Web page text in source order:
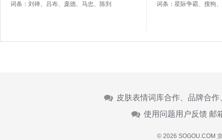
词条：刘禅、吕布、庞德、马忠、陈到 词条：星际争霸、搜狗
皮肤表情词库合作、品牌合
使用问题用户反馈 邮
© 2026 SOGOU.COM